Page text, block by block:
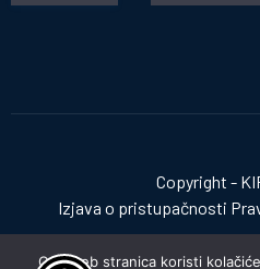
Copyright -
Izjava o pristupačnosti
Ova web stranica koristi